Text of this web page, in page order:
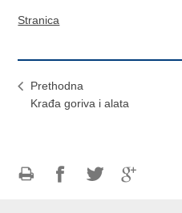
Stranica
Prethodna
Krađa goriva i alata